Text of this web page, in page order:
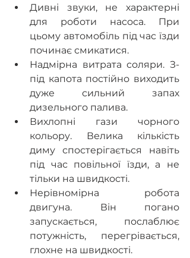
Дивні звуки, не характерні
для роботи насоса. При
цьому автомобіль під час їзди
починає смикатися.
Надмірна витрата соляри. З-
під капота постійно виходить
дуже сильний запах
дизельного палива.
Вихлопні гази чорного
кольору. Велика кількість
диму спостерігається навіть
під час повільної їзди, а не
тільки на швидкості.
Нерівномірна робота
двигуна. Він погано
запускається, послаблює
потужність, перегрівається,
глохне на швидкості.